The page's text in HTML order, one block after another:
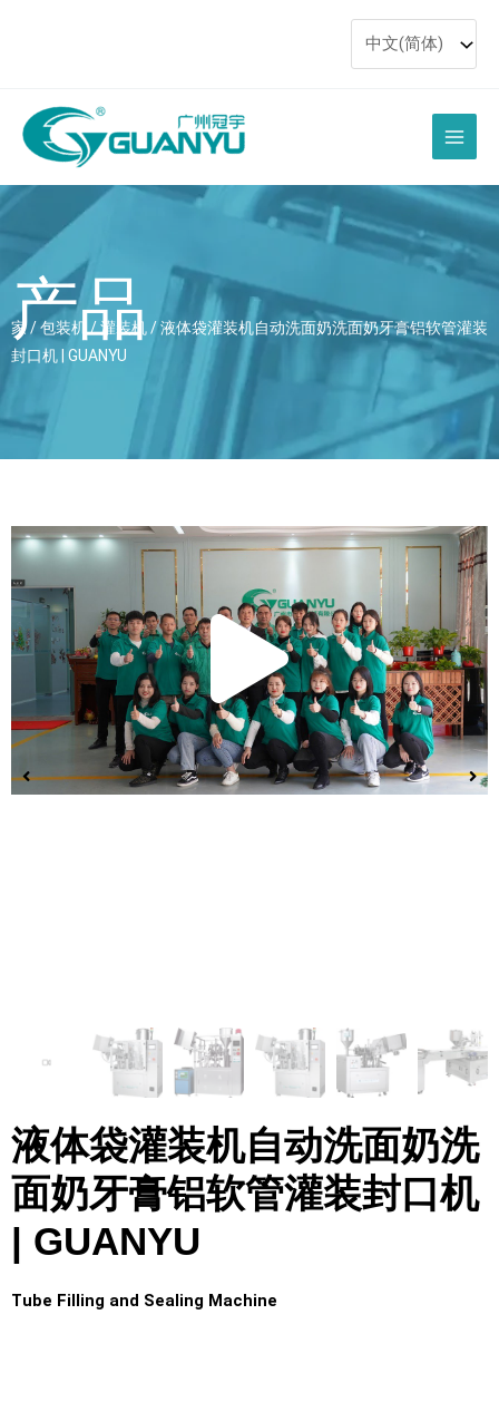
主
菜
单
产品
家/包装机 /灌装机/ 液体袋灌装机自动洗面奶洗面奶牙膏铝软管灌装
封口机 | GUANYU
播
放
视
液体袋灌装机自动洗面奶洗
面奶牙膏铝软管灌装封口机
| GUANYU
Tube Filling and Sealing Machine